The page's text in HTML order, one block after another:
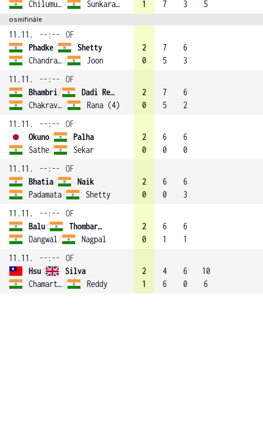
Chilumula / Sunkara (2)
1
7
3
5
osmifinále
11.11. --:--
OF
Phadke/
Shetty
Chandrashekar / Joon
2
0
7
5
6
3
11.11.
--:--
OF
Bhambri/
Dadi Reddy
Chakravarthi / Rana (4)
2
0
7
5
6
2
11.11.
--:--
OF
Okuno/
Palha
Sathe/ Sekar
2
0
6
0
6
0
11.11.
--:--
OF
Bhatia/
Naik
Padamata/ Shetty
2
0
6
0
6
3
11.11.
--:--
OF
Balu/
Thombare (3)
Dangwal / Nagpal
2
0
6
1
6
1
11.11.
--:--
OF
Hsu/
Silva
Chamarthi / Reddy
2
1
4
6
6
0
10
6